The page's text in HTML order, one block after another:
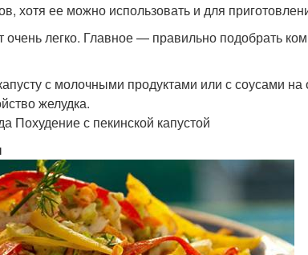
хотя ее можно использовать и для
очень легко. Главное — правильно подобрать
с молочными продуктами или с соусами на
желудка.
Похудение с пекинской капустой